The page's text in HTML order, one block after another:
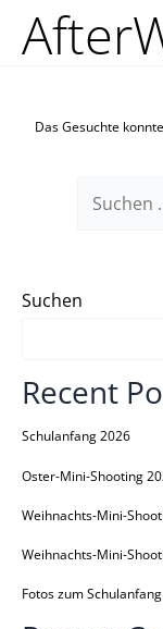
Inhalt
springen
Das Gesuchte
nach:
Suchen
Recent
Schulanfang 2026
Oster-Mini-Shooting
Weihnachts-Mini-
Weihnachts-Mini-
Fotos zum